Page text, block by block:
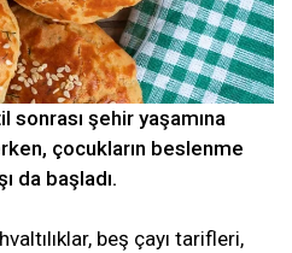
sonrası şehir yaşamına
çocukların beslenme
da başladı.
beş çayı tarifleri,